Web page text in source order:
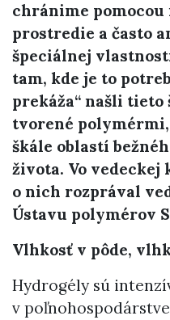
chránime
prostredie a často
špeciálnej
tam, kde je to
prekáža“ našli
tvorené
škále oblastí
života. Vo
o nich rozprával
Ústavu polymérov
Vlhkosť v pôde,
Hydrogély sú
v